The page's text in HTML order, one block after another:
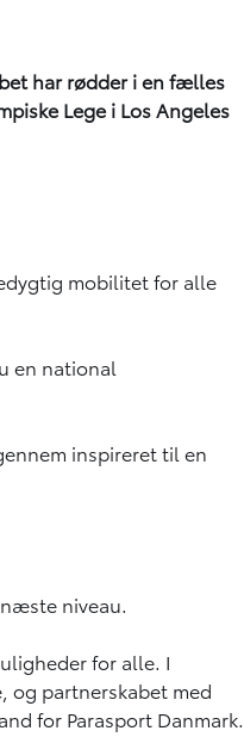
har rødder i en fælles
Lege i Los Angeles
mobilitet for alle
en national
inspireret til en
niveau.
for alle. I
og partnerskabet med
for Parasport Danmark.